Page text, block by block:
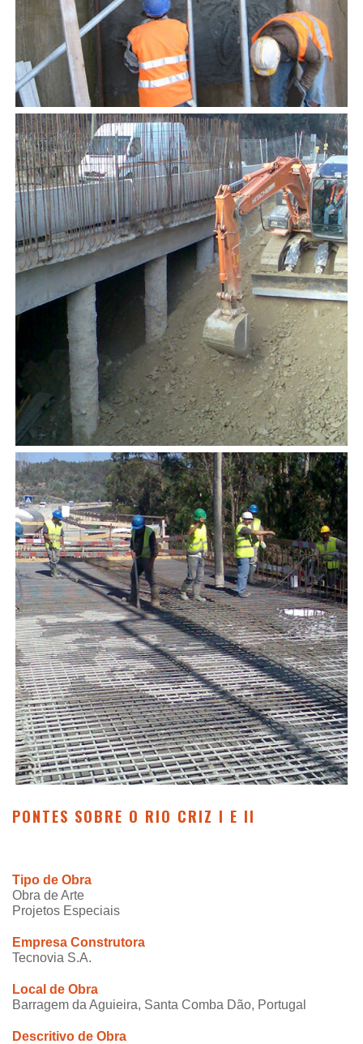
PONTES SOBRE O RIO CRIZ I E II
Tipo de Obra
Obra de Arte
Projetos Especiais
Empresa Construtora
Tecnovia S.A.
Local de Obra
Barragem da Aguieira, Santa Comba Dão, Portugal
Descritivo de Obra